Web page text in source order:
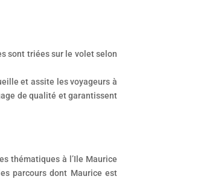
sont triées sur le volet selon
et assite les voyageurs à
de qualité et garantissent
thématiques à l’Ile Maurice
parcours dont Maurice est